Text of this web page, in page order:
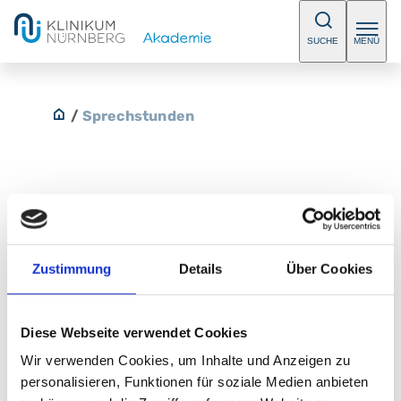
Zustimmung Details Über Cookies
Diese Webseite verwendet Cookies
Wir verwenden Cookies, um Inhalte und Anzeigen zu
personalisieren, Funktionen für soziale Medien anbieten
SUCHE MENÜ
/ Sprechstunden
Privatsprechstunde Prof. Dr. med.
J. H. Ficker
Ambulanz für Patienten einer privaten
E-Mail: pneumologie@klinikum-nuernberg.de